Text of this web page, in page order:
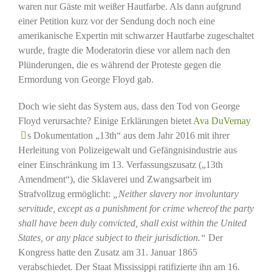
waren nur Gäste mit weißer Hautfarbe. Als dann aufgrund
einer Petition kurz vor der Sendung doch noch eine
amerikanische Expertin mit schwarzer Hautfarbe zugeschaltet
wurde, fragte die Moderatorin diese vor allem nach den
Plünderungen, die es während der Proteste gegen die
Ermordung von George Floyd gab.
Doch wie sieht das System aus, dass den Tod von George
Floyd verursachte? Einige Erklärungen bietet Ava DuVernay
s Dokumentation „13th“ aus dem Jahr 2016 mit ihrer
Herleitung von Polizeigewalt und Gefängnisindustrie aus
einer Einschränkung im 13. Verfassungszusatz („13th
Amendment“), die Sklaverei und Zwangsarbeit im
Strafvollzug ermöglicht:
„Neither slavery nor involuntary
servitude, except as a punishment for crime whereof the party
shall have been duly convicted, shall exist within the United
States, or any place subject to their jurisdiction.“ Der
Kongress hatte den Zusatz am 31. Januar 1865
verabschiedet. Der Staat Mississippi ratifizierte ihn am 16.